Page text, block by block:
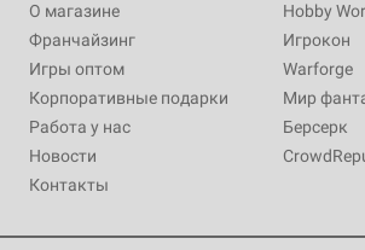
О магазине
Франчайзинг
Игры оптом
Корпоративные подарки
Работа у нас
Новости
Контакты
Hobby
Игрокон
Warforge
Мир
Берсерк